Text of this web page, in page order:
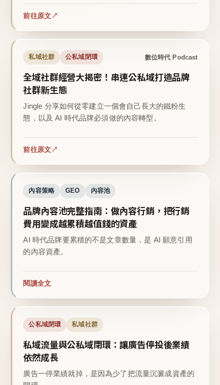
前往原文
私域社群 公私域閉環 數位時代 Podcast
全域社群經營大揭密！串連公私域打造品牌
社群新生態
Jingle 分享如何從零建立一個會自己長大的鐵粉生
態，以及 AI 時代品牌必須做的內容轉型。
前往原文
內容策略 GEO 內容池
品牌內容池完整指南：做內容行銷，把行銷
費用變成越累積越值錢的資產
AI 時代品牌要累積的不是文章數量，是 AI 願意引用
的內容資產。
閱讀全文
公私域閉環 私域社群
私域流量與公私域閉環：讓廣告停投後業績
依然成長
廣告一停業績就掉，是因為少了把流量沉澱成資產的